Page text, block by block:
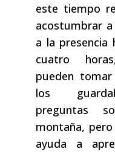
este tiempo
acostumbrar
a la presencia
cuatro
pueden
los
preguntas
montaña,
ayuda a